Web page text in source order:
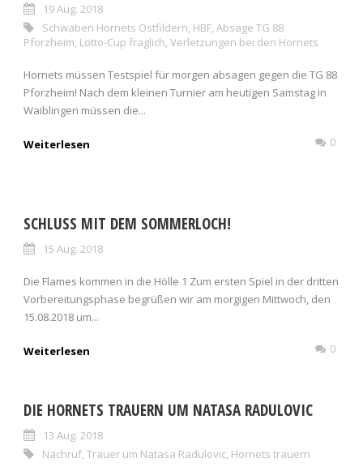
19 Aug. 2018
Schwaben Hornets Ostfildern HBF Absage TG 88
Pforzheim Lotto-Cup fraglich Verletzungen bei den Hornets
Hornets müssen Testspiel für morgen absagen gegen die TG 88
Pforzheim! Nach dem kleinen Turnier am heutigen Samstag in
Waiblingen müssen die...
Weiterlesen 0
SCHLUSS MIT DEM SOMMERLOCH!
15 Aug. 2018
Die Flames kommen in die Hölle 1 Zum ersten Spiel in der dritten
Vorbereitungsphase begrüßen wir am morgigen Mittwoch, den
15.08.2018 um...
Weiterlesen 0
DIE HORNETS TRAUERN UM NATASA RADULOVIC
13 Aug. 2018
Nachruf Trauer um Natasa Radulovic Hornets trauern